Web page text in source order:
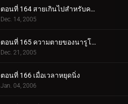
ตอนที่ 164 สายเกินไปสำหรับความช่วยเหลือ
Dec. 14, 2005
ตอนที่ 165 ความตายของนารูโตะ
Dec. 21, 2005
ตอนที่ 166 เมื่อเวลาหยุดนิ่ง
Jan. 04, 2006